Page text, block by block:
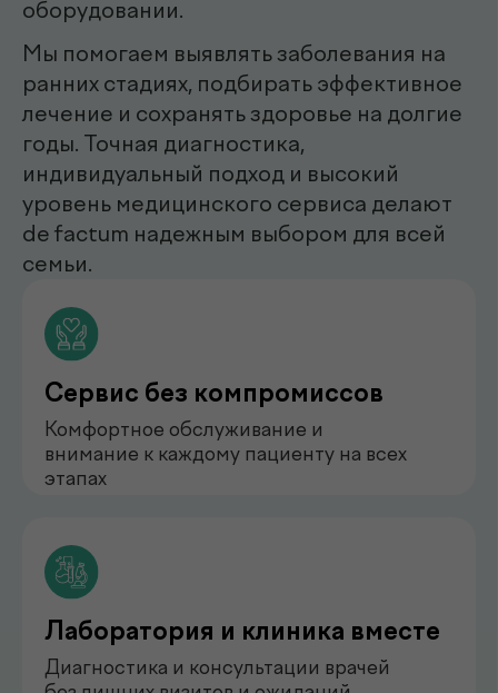
Мирзаева Гулнора
Шухратовна
нефролог
Бондаренко Анастасия
Романова